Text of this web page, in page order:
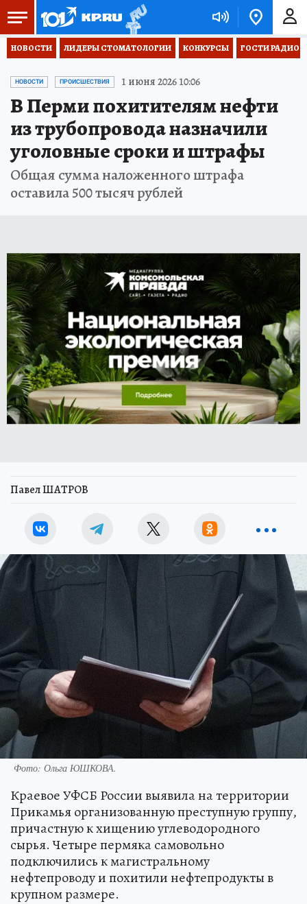
НОВОСТИ ЛИДЕРЫ СТОМАТОЛОГИИ КОНКУРСЫ ГОСТИ РАДИО
НОВОСТИ ПРОИСШЕСТВИЯ 1 июня 2026 10:06
В Перми похитителям нефти
из трубопровода назначили
уголовные сроки и штрафы
Общая сумма наложенного штрафа
оставила 500 тысяч рублей
Павел ШАТРОВ
Фото: Ольга ЮШКОВА.
Краевое УФСБ России выявила на территории
Прикамья организованную преступную группу,
причастную к хищению углеводородного
сырья. Четыре пермяка самовольно
подключились к магистральному
нефтепроводу и похитили нефтепродукты в
крупном размере.